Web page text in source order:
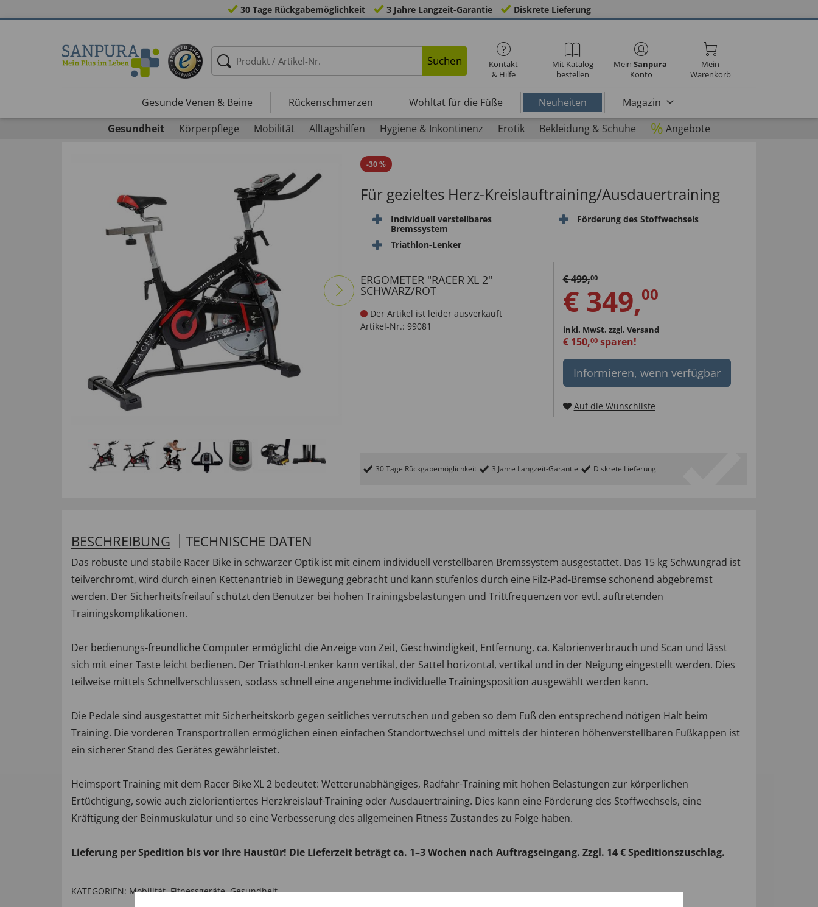
30 Tage Rückgabemöglichkeit 3 Jahre Langzeit-Garantie Diskrete Lieferung
Suchen
Kontakt
& Hilfe
Mit Katalog
bestellen
Mein Sanpura-
Konto
Mein
Warenkorb
Gesunde Venen & Beine Rückenschmerzen Wohltat für die Füße Neuheiten
Magazin
Gesundheit
Körperpflege Mobilität Alltagshilfen Hygiene & Inkontinenz Erotik Bekleidung & Schuhe % Angebote
-30%
Für gezieltes Herz-Kreislauftraining/Ausdauertraining
Individuell verstellbares
Bremssystem
Triathlon-Lenker
Förderung des Stoffwechsels
ERGOMETER "RACER XL 2"
SCHWARZ/ROT
Der Artikel ist leider ausverkauft
Artikel-Nr.: 99081
€499,00
€ 349,00
inkl. MwSt. zzgl. Versand
€ 150,00sparen!
Informieren, wenn verfügbar
Auf die Wunschliste
30 Tage Rückgabemöglichkeit 3 Jahre Langzeit-Garantie Diskrete Lieferung
BESCHREIBUNG TECHNISCHE DATEN
Das robuste und stabile Racer Bike in schwarzer Optik ist mit einem individuell verstellbaren Bremssystem ausgestattet. Das 15 kg Schwungrad ist
teilverchromt, wird durch einen Kettenantrieb in Bewegung gebracht und kann stufenlos durch eine Filz-Pad-Bremse schonend abgebremst
werden. Der Sicherheitsfreilauf schützt den Benutzer bei hohen Trainingsbelastungen und Trittfrequenzen vor evtl. auftretenden
Trainingskomplikationen.
Der bedienungs-freundliche Computer ermöglicht die Anzeige von Zeit, Geschwindigkeit, Entfernung, ca. Kalorienverbrauch und Scan und lässt
sich mit einer Taste leicht bedienen. Der Triathlon-Lenker kann vertikal, der Sattel horizontal, vertikal und in der Neigung eingestellt werden. Dies
teilweise mittels Schnellverschlüssen, sodass schnell eine angenehme individuelle Trainingsposition ausgewählt werden kann.
Die Pedale sind ausgestattet mit Sicherheitskorb gegen seitliches verrutschen und geben so dem Fuß den entsprechend nötigen Halt beim
Training. Die vorderen Transportrollen ermöglichen einen einfachen Standortwechsel und mittels der hinteren höhenverstellbaren Fußkappen ist
ein sicherer Stand des Gerätes gewährleistet.
Heimsport Training mit dem Racer Bike XL 2 bedeutet: Wetterunabhängiges, Radfahr-Training mit hohen Belastungen zur körperlichen
Ertüchtigung, sowie auch zielorientiertes Herzkreislauf-Training oder Ausdauertraining. Dies kann eine Förderung des Stoffwechsels, eine
Kräftigung der Beinmuskulatur und so eine Verbesserung des allgemeinen Fitness Zustandes zu Folge haben.
Lieferung per Spedition bis vor Ihre Haustür! Die Lieferzeit beträgt ca. 1–3 Wochen nach Auftragseingang. Zzgl. 14 € Speditionszuschlag.
KATEGORIEN: Mobilität,Fitnessgeräte,Gesundheit